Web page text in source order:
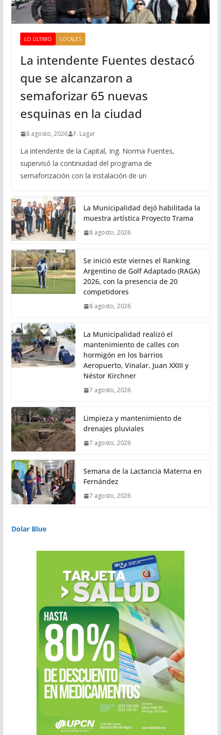
LO ÚLTIMO LOCALES
La intendente Fuentes destacó
que se alcanzaron a
semaforizar 65 nuevas
esquinas en la ciudad
8 agosto, 2026 F. Lagar
La intendente de la Capital, Ing. Norma Fuentes,
supervisó la continuidad del programa de
semaforización con la instalación de un
La Municipalidad dejó habilitada la
muestra artística Proyecto Trama
8 agosto, 2026
Se inició este viernes el Ranking
Argentino de Golf Adaptado (RAGA)
2026, con la presencia de 20
competidores
8 agosto, 2026
La Municipalidad realizó el
mantenimiento de calles con
hormigón en los barrios
Aeropuerto, Vinalar, Juan XXIII y
Néstor Kirchner
7 agosto, 2026
Limpieza y mantenimiento de
drenajes pluviales
7 agosto, 2026
Semana de la Lactancia Materna en
Fernández
7 agosto, 2026
Dolar Blue